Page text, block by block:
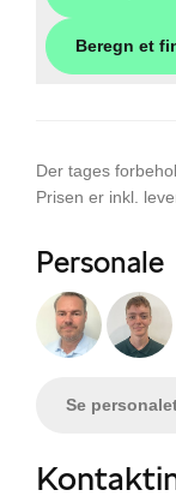
Beregn et
Der tages
Prisen er inkl.
Personale
Se